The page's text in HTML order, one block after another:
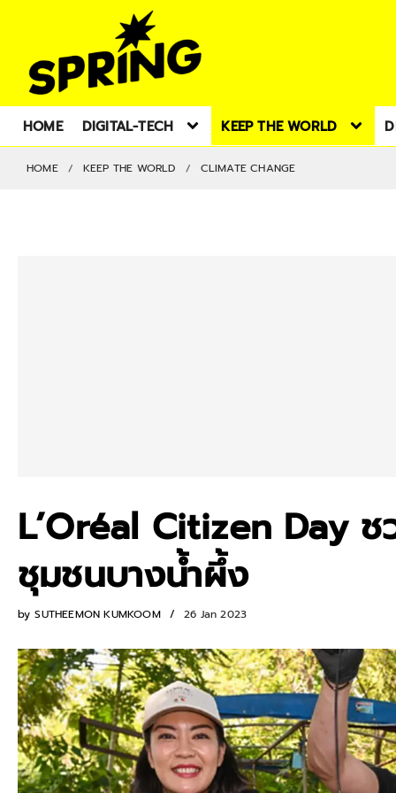
HOME DIGITAL-TECH KEEP THE WORLD
HOME KEEP THE WORLD CLIMATE CHANGE
L’Oréal Citizen Day
ชุมชนบางน้ำผึ้ง
by SUTHEEMON KUMKOOM 26 Jan 2023